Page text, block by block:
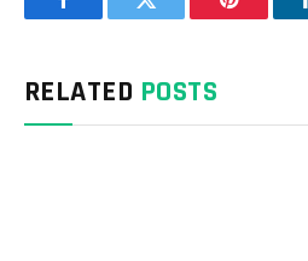
FacebookTwitter Pinterest
RELATED POSTS